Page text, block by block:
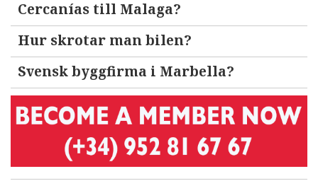
Cercanías till Malaga?
Hur skrotar man bilen?
Svensk byggfirma i Marbella?